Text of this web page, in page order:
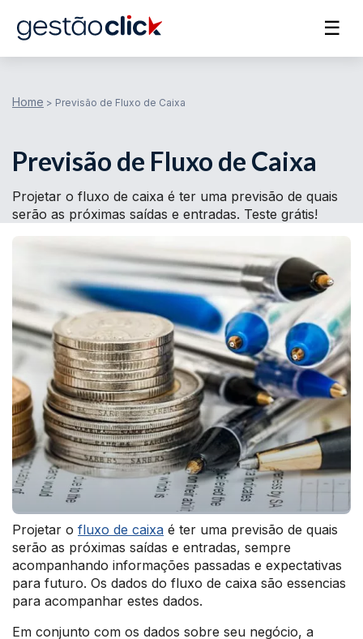
☰
Home > Previsão de Fluxo de Caixa
Previsão de Fluxo de Caixa
Projetar o fluxo de caixa é ter uma previsão de quais
serão as próximas saídas e entradas. Teste grátis!
Projetar o fluxo de caixa é ter uma previsão de quais
serão as próximas saídas e entradas, sempre
acompanhando informações passadas e expectativas
para futuro. Os dados do fluxo de caixa são essencias
para acompanhar estes dados.
Em conjunto com os dados sobre seu negócio, a